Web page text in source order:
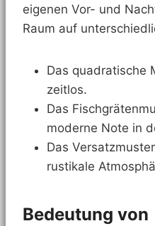
eigenen Vor- und
Raum auf
Das quadratische
zeitlos.
Das
moderne Note in
Das
rustikale
Bedeutung von